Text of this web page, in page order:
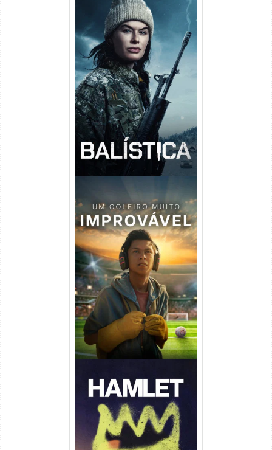
Balística Torrent (2025) WEB-
DL 1080p Dual Áudio
Um Goleiro Muito Improvável
Torrent (2026) WEB-DL 1080p
Dual Áudio
Hamlet Torrent (2026) WEB-